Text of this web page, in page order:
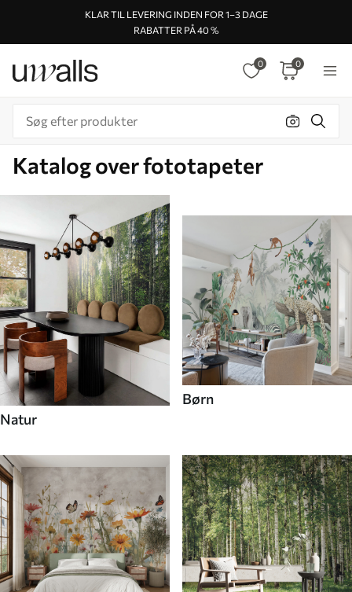
KLAR TIL LEVERING INDEN FOR 1–3 DAGE
RABATTER PÅ 40 %
0 0
Katalog over fototapeter
Natur
Børn